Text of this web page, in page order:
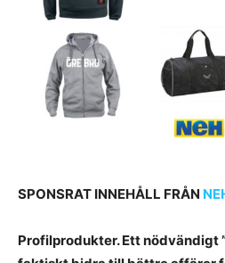
SPONSRAT INNEHÅLL FRÅN
Profilprodukter. Ett nödvändigt